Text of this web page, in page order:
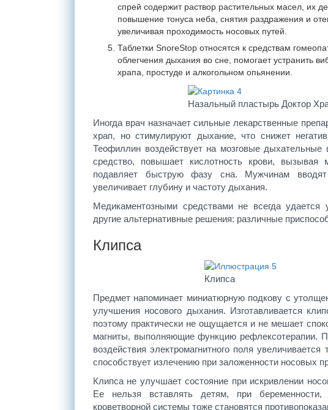
спрей содержит раствор растительных масел, их
повышение тонуса неба, снятия раздражения и
увеличивая проходимость носовых путей.
Таблетки SnoreStop относятся к средствам
облегчения дыхания во сне, помогает устранить
храпа, простуде и алкогольном опьянении.
Назальный пластырь Доктор
Иногда врач назначает сильные лекарственные
храп, но стимулируют дыхание, что снижет
Теофиллин воздействует на мозговые
средство, повышает кислотность крови, вызывая
подавляет быструю фазу сна. Мужчинам вводят
увеличивает глубину и частоту дыхания.
Медикаментозными средствами не всегда удается
другие альтернативные решения: различные
Клипса
Клипса
Предмет напоминает миниатюрную подкову с
улучшения носового дыхания. Изготавливается
поэтому практически не ощущается и не мешает
магниты, выполняющие функцию рефлексотерапии.
воздействия электромагнитного поля
способствует излечению при заложенности носовых
Клипса не улучшает состояние при искривлении
Ее нельзя вставлять детям, при
кроветворной системы тоже становятся